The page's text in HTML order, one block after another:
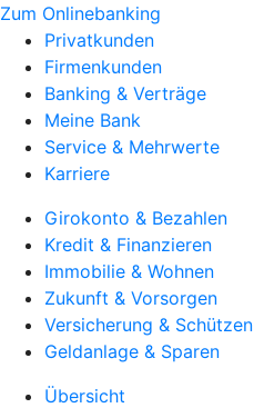
Zum Onlinebanking
Privatkunden
Firmenkunden
Banking & Verträge
Meine Bank
Service & Mehrwerte
Karriere
Girokonto & Bezahlen
Kredit & Finanzieren
Immobilie & Wohnen
Zukunft & Vorsorgen
Versicherung & Schützen
Geldanlage & Sparen
Übersicht